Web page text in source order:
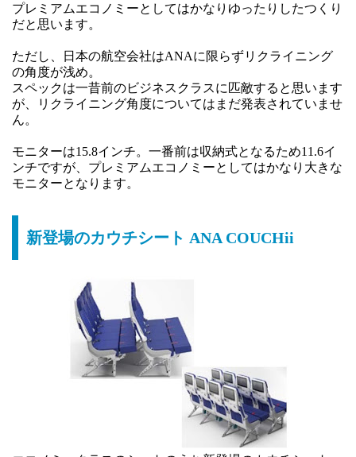
プレミアムエコノミーとしてはかなりゆったりしたつくり
だと思います。
ただし、日本の航空会社はANAに限らずリクライニング
の角度が浅め。
スペックは一昔前のビジネスクラスに匹敵すると思います
が、リクライニング角度についてはまだ発表されていませ
ん。
モニターは15.8インチ。一番前は収納式となるため11.6イ
ンチですが、プレミアムエコノミーとしてはかなり大きな
モニターとなります。
新登場のカウチシート ANA COUCHii